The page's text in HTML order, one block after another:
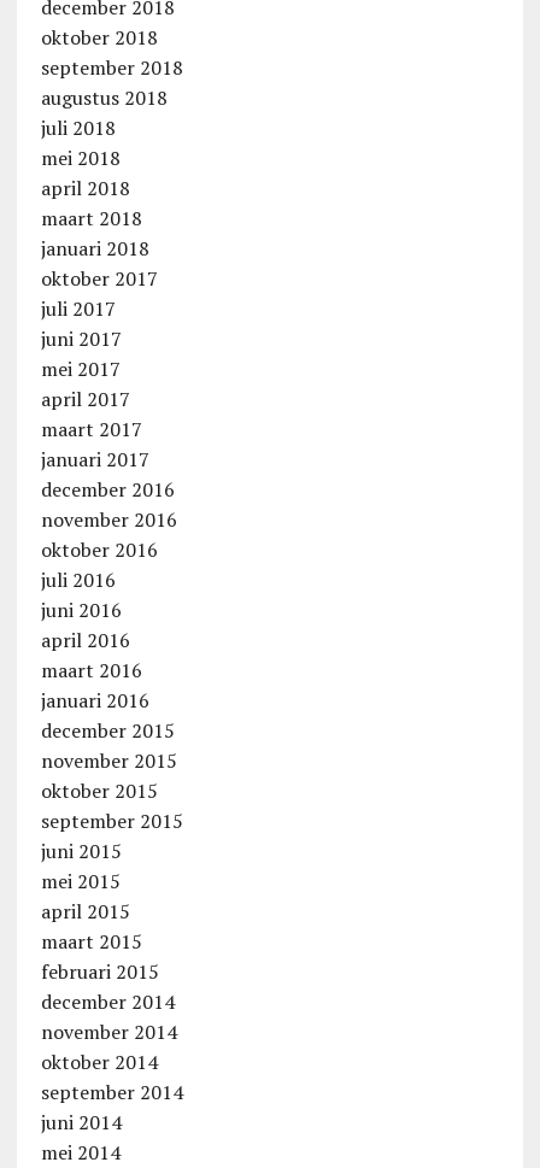
december 2018
oktober 2018
september 2018
augustus 2018
juli 2018
mei 2018
april 2018
maart 2018
januari 2018
oktober 2017
juli 2017
juni 2017
mei 2017
april 2017
maart 2017
januari 2017
december 2016
november 2016
oktober 2016
juli 2016
juni 2016
april 2016
maart 2016
januari 2016
december 2015
november 2015
oktober 2015
september 2015
juni 2015
mei 2015
april 2015
maart 2015
februari 2015
december 2014
november 2014
oktober 2014
september 2014
juni 2014
mei 2014